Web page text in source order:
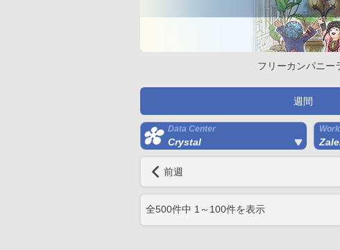
フリーカンパニー
週間
Data Center
Crystal
前週
全500件中 1 ～ 100件を表示